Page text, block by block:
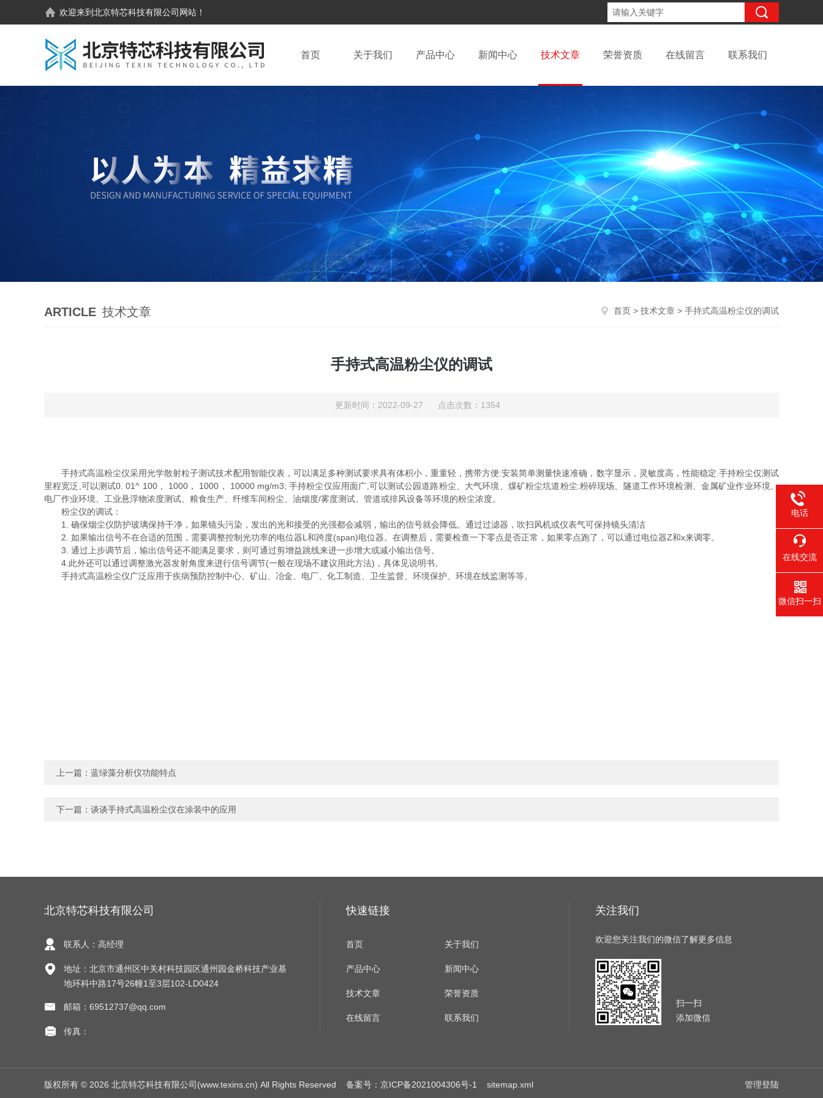
欢迎来到北京特芯科技有限公司 网站！
首页 关于我们 产品中心 新闻中心 技术文章 荣誉资质 在线留言 联系我们
ARTICLE 技术文章 首页 > 技术文章 > 手持式高温粉尘仪的调试
手持式高温粉尘仪的调试
更新时间：2022-09-27 点击次数：1354
手持式高温粉尘仪采用光学散射粒子测试技术配用智能仪表，可以满足多种测试要求具有体积小，重童轻，携带方便:安装简单测量快速准确，数字显示，灵敏度高，性能稳定.手持粉尘仅测试
里程宽泛,可以测试0. 01^ 100， 1000， 1000， 10000 mg/m3; 手持粉尘仅应用面广,可以测试公园道路粉尘、大气环境、煤矿粉尘坑道粉尘:粉碎现场、隧道工作环境检测、金属矿业作业环境、
电厂作业环境、工业悬浮物浓度测试、粮食生产、纤维车间粉尘、油烟度/雾度测试、管道或排风设备等环境的粉尘浓度。
粉尘仪的调试：
1. 确保烟尘仪防护玻璃保持干净，如果镜头污染，发出的光和接受的光强都会减弱，输出的信号就会降低。通过过滤器，吹扫风机或仪表气可保持镜头清洁
2. 如果输出信号不在合适的范围，需要调整控制光功率的电位器L和跨度(span)电位器。在调整后，需要检查一下零点是否正常，如果零点跑了，可以通过电位器Z和x来调零。
3. 通过上步调节后，输出信号还不能满足要求，则可通过剪增益跳线来进一步增大或减小输出信号。
4.此外还可以通过调整激光器发射角度来进行信号调节(一般在现场不建议用此方法)，具体见说明书。
手持式高温粉尘仪广泛应用于疾病预防控制中心、矿山、冶金、电厂、化工制造、卫生监督、环境保护、环境在线监测等等。
上一篇： 蓝绿藻分析仪功能特点
下一篇： 谈谈手持式高温粉尘仪在涂装中的应用
北京特芯科技有限公司
联系人：高经理
地址：北京市通州区中关村科技园区通州园金桥科技产业基
地环科中路17号26幢1至3层102-LD0424
邮箱：69512737@qq.com
传真：
快速链接
首页 关于我们
产品中心 新闻中心
技术文章 荣誉资质
在线留言 联系我们
关注我们
欢迎您关注我们的微信了解更多信息
扫一扫
添加微信
版权所有 © 2026 北京特芯科技有限公司(www.texins.cn) All Rights Reserved 备案号：京ICP备2021004306号-1 sitemap.xml 管理登陆
电话
在线交流
微信扫一扫